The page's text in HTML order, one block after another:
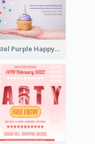
Pastel Purple Happy Birthday Party Invitation